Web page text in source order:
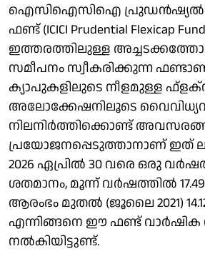
ഐസിഐസിഐ പ്രുഡന്‍ഷ്യല്‍
ഫണ്ട് (ICICI Prudential Flexicap
ഇത്തരത്തിലുള്ള
സമീപനം സ്വീകരിക്കുന്ന ഫണ്ടാണ്.
ക്യാപുകളിലുടെ നീളമുള്ള
അലോക്കേഷനിലൂടെ
നിലനിര്‍ത്തിക്കൊണ്ട്
പ്രയോജനപ്പെടുത്താനാണ് ഇത്
2026 ഏപ്രില്‍ 30 വരെ ഒരു
ശതമാനം, മൂന്ന് വര്‍ഷത്തില്‍
ആരംഭം മുതല്‍ (ജൂലൈ 2021)
എന്നിങ്ങനെ ഈ ഫണ്ട് വാര്‍ഷിക
നല്‍കിയിട്ടുണ്ട്.